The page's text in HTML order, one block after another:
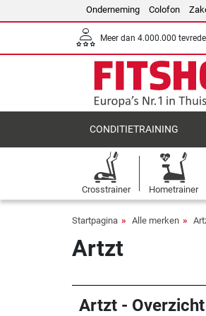
Onderneming Colofon
Meer dan 4.000.000
CONDITIETRAINING
Crosstrainer Hometrainer
Startpagina Alle merken
Artzt
Artzt -